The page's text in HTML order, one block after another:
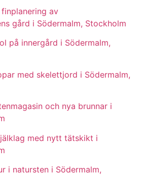
av
gård i Södermalm, Stockholm
på innergård i Södermalm,
med skelettjord i Södermalm,
och nya brunnar i
med nytt tätskikt i
i natursten i Södermalm,